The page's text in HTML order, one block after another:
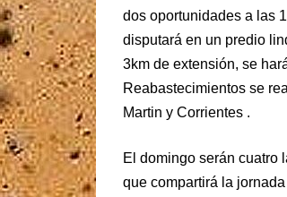
dos oportunidades a las
disputará en un predio
3km de extensión, se
Reabastecimientos se
Martin y Corrientes .
El domingo serán cuatro
que compartirá la